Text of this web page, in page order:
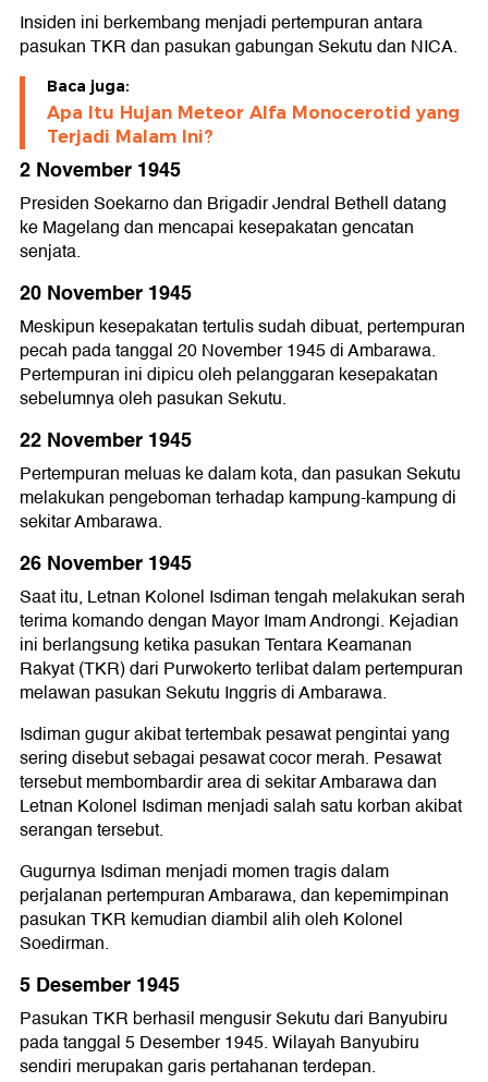
Insiden ini berkembang menjadi pertempuran antara
pasukan TKR dan pasukan gabungan Sekutu dan NICA.
Baca juga:
Apa Itu Hujan Meteor Alfa Monocerotid yang
Terjadi Malam Ini?
2 November 1945
Presiden Soekarno dan Brigadir Jendral Bethell datang
ke Magelang dan mencapai kesepakatan gencatan
senjata.
20 November 1945
Meskipun kesepakatan tertulis sudah dibuat, pertempuran
pecah pada tanggal 20 November 1945 di Ambarawa.
Pertempuran ini dipicu oleh pelanggaran kesepakatan
sebelumnya oleh pasukan Sekutu.
22 November 1945
Pertempuran meluas ke dalam kota, dan pasukan Sekutu
melakukan pengeboman terhadap kampung-kampung di
sekitar Ambarawa.
26 November 1945
Saat itu, Letnan Kolonel Isdiman tengah melakukan serah
terima komando dengan Mayor Imam Androngi. Kejadian
ini berlangsung ketika pasukan Tentara Keamanan
Rakyat (TKR) dari Purwokerto terlibat dalam pertempuran
melawan pasukan Sekutu Inggris di Ambarawa.
Isdiman gugur akibat tertembak pesawat pengintai yang
sering disebut sebagai pesawat cocor merah. Pesawat
tersebut membombardir area di sekitar Ambarawa dan
Letnan Kolonel Isdiman menjadi salah satu korban akibat
serangan tersebut.
Gugurnya Isdiman menjadi momen tragis dalam
perjalanan pertempuran Ambarawa, dan kepemimpinan
pasukan TKR kemudian diambil alih oleh Kolonel
Soedirman.
5 Desember 1945
Pasukan TKR berhasil mengusir Sekutu dari Banyubiru
pada tanggal 5 Desember 1945. Wilayah Banyubiru
sendiri merupakan garis pertahanan terdepan.